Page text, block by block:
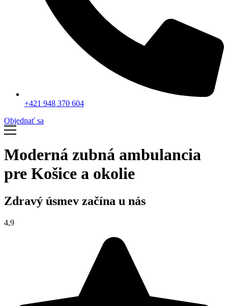
+421 948 370 604
Objednať sa
Moderná zubná ambulancia
pre Košice a okolie
Zdravý úsmev začína u nás
4,9